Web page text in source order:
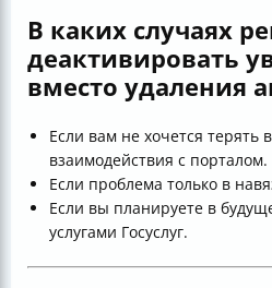
В каких случаях
деактивировать
вместо удаления
Если вам не хочется
взаимодействия с порталом.
Если проблема только в
Если вы планируете в
услугами Госуслуг.